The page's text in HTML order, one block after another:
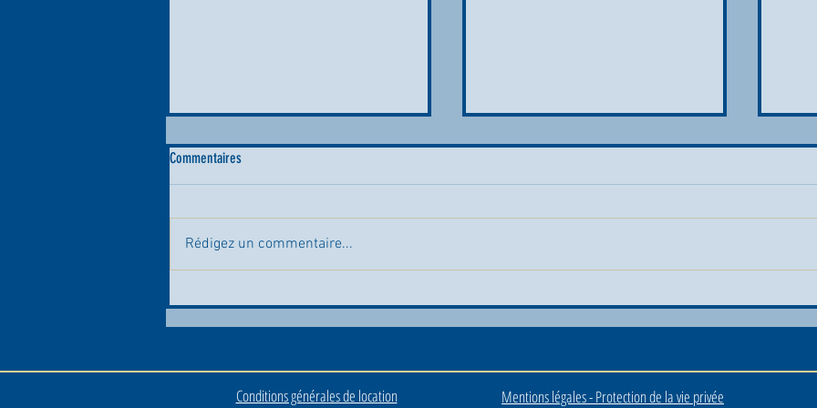
Plage ! ☀️
et le
de
Commentaires
Rédigez un commentaire...
Conditions générales de location Mentions légales - Protection de la vie privée